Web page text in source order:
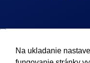
Na ukladanie
Chcem